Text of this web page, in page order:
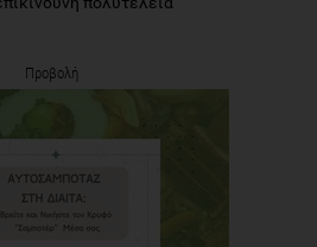
Προβολή